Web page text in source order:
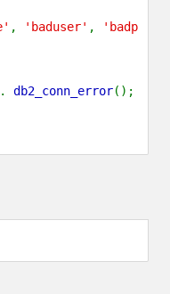
, 'baduser' ,
'badp
. db2_conn_error();